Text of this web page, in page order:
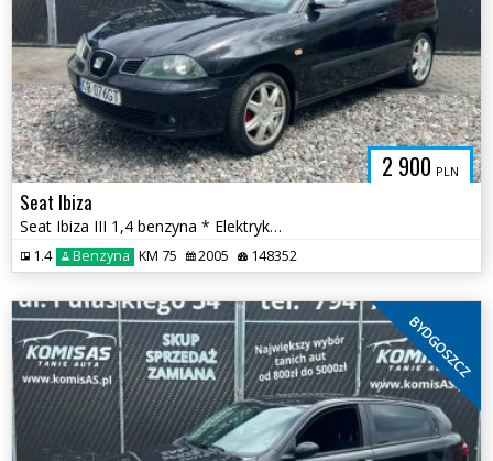
2 900 PLN
Seat Ibiza
Seat Ibiza III 1,4 benzyna * Elektryka szyb Niski przebieg * Bydgoszcz
1.4 Benzyna KM 75 2005 148352
BYDGOSZCZ